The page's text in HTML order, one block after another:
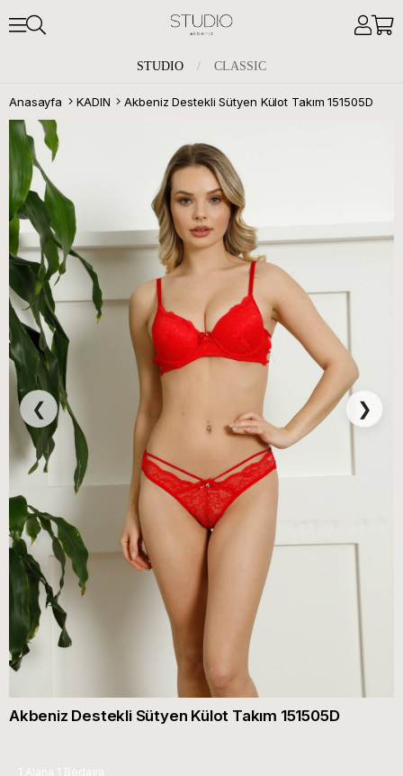
STUDIO / CLASSIC
Anasayfa KADIN Akbeniz Destekli Sütyen Külot Takım 151505D
❮ ❯
Akbeniz Destekli Sütyen Külot Takım 151505D
1 Alana 1 Bedava